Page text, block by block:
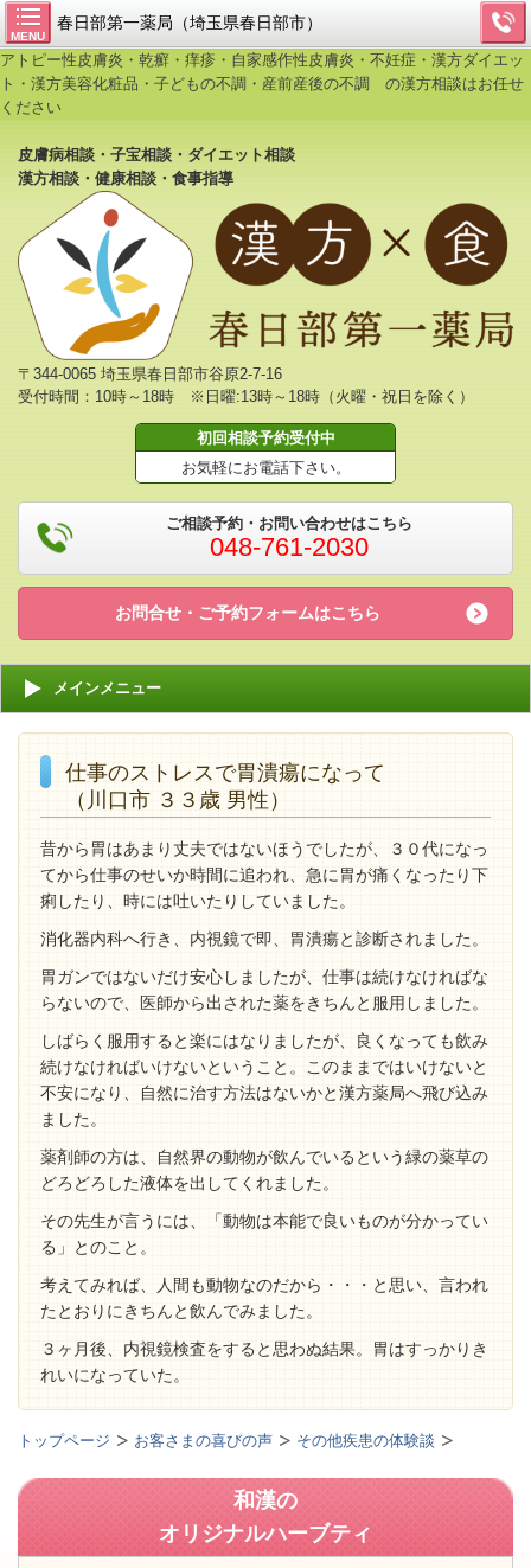
MENU
春日部第一薬局（埼玉県春日部市）
アトピー性皮膚炎・乾癬・痒疹・自家感作性皮膚炎・不妊症・漢方ダイエッ
ト・漢方美容化粧品・子どもの不調・産前産後の不調 の漢方相談はお任せ
ください
皮膚病相談・子宝相談・ダイエット相談
漢方相談・健康相談・食事指導
〒344-0065 埼玉県春日部市谷原2-7-16
受付時間：10時～18時 ※日曜:13時～18時（火曜・祝日を除く）
初回相談予約受付中
お気軽にお電話下さい。
ご相談予約・お問い合わせはこちら
048-761-2030
お問合せ・ご予約フォームはこちら
メインメニュー
仕事のストレスで胃潰瘍になって
（川口市 ３３歳 男性）
昔から胃はあまり丈夫ではないほうでしたが、３０代になっ
てから仕事のせいか時間に追われ、急に胃が痛くなったり下
痢したり、時には吐いたりしていました。
消化器内科へ行き、内視鏡で即、胃潰瘍と診断されました。
胃ガンではないだけ安心しましたが、仕事は続けなければな
らないので、医師から出された薬をきちんと服用しました。
しばらく服用すると楽にはなりましたが、良くなっても飲み
続けなければいけないということ。
このままではいけないと
不安になり、自然に治す方法はないかと漢方薬局へ飛び込み
ました。
薬剤師の方は、自然界の動物が飲んでいるという緑の薬草の
どろどろした液体を出してくれました。
その先生が言うには、「動物は本能で良いものが分かってい
る」とのこと。
考えてみれば、人間も動物なのだから・・・と思い、言われ
たとおりにきちんと飲んでみました。
３ヶ月後、内視鏡検査をすると思わぬ結果。胃はすっかりき
れいになっていた。
トップページ お客さまの喜びの声 その他疾患の体験談
和漢の
オリジナルハーブティ